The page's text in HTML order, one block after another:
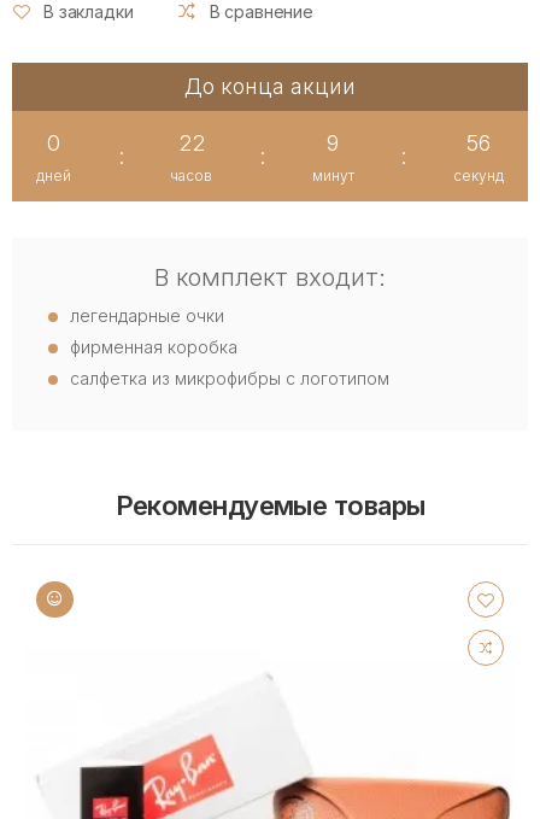
В закладки В сравнение
До конца акции
0
дней
:
22
часов
:
9
минут
:
56
секунд
В комплект входит:
легендарные очки
фирменная коробка
салфетка из микрофибры с логотипом
Рекомендуемые товары